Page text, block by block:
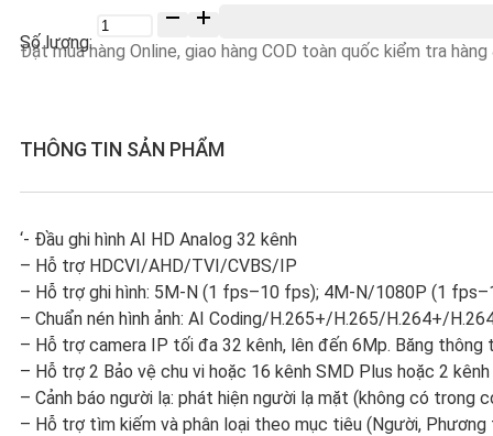
Số
lượng
Đặt mua hàng Online, giao hàng COD toàn quốc kiểm tra
THÔNG TIN SẢN PHẨM
‘- Đầu ghi hình AI HD Analog 32 kênh
– Hỗ trợ HDCVI/AHD/TVI/CVBS/IP
– Hỗ trợ ghi hình: 5M-N (1 fps–10 fps); 4M-N/1080P (1
– Chuẩn nén hình ảnh: AI Coding/H.265+/H.265/H.264+/
– Hỗ trợ camera IP tối đa 32 kênh, lên đến 6Mp. Băng thông
– Hỗ trợ 2 Bảo vệ chu vi hoặc 16 kênh SMD Plus hoặc 2
– Cảnh báo người lạ: phát hiện người lạ mặt (không có trong
– Hỗ trợ tìm kiếm và phân loại theo mục tiêu (Người, Phương